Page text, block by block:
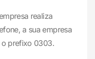
realiza
a sua empresa
o prefixo 0303.